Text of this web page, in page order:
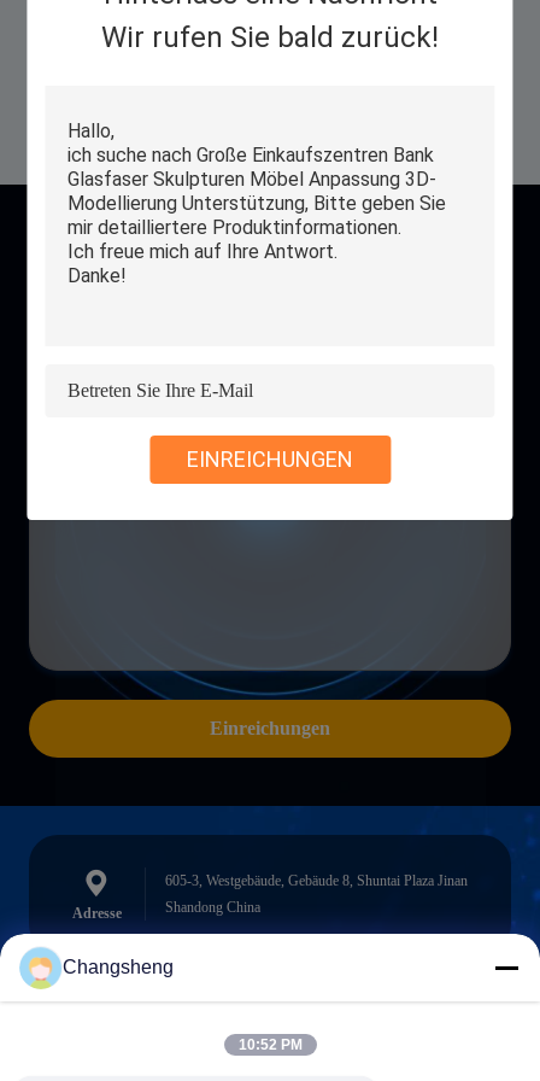
Wir rufen Sie bald zurück!
EINREICHUNGEN
WhatsAp
+8618953159173
Kontakt
Einreichungen
Adresse
605-3, Westgebäude, Gebäude 8, Shuntai Plaza Jinan
Shandong China
roger@decorationsculpture.com
Changsheng
10:52 PM